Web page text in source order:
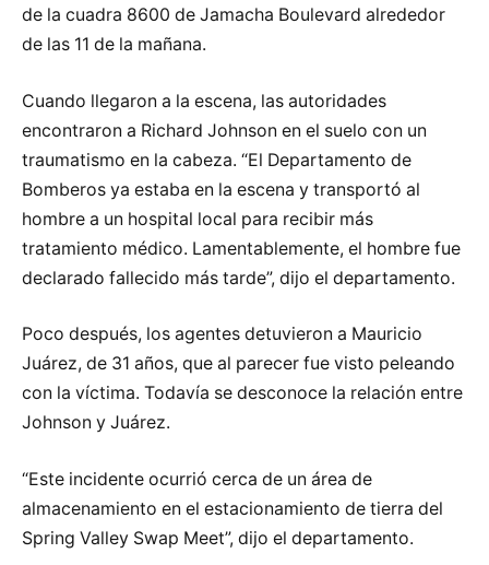
de la cuadra 8600 de Jamacha Boulevard alrededor
de las 11 de la mañana.
Cuando llegaron a la escena, las autoridades
encontraron a Richard Johnson en el suelo con un
traumatismo en la cabeza. “El Departamento de
Bomberos ya estaba en la escena y transportó al
hombre a un hospital local para recibir más
tratamiento médico. Lamentablemente, el hombre fue
declarado fallecido más tarde”, dijo el departamento.
Poco después, los agentes detuvieron a Mauricio
Juárez, de 31 años, que al parecer fue visto peleando
con la víctima. Todavía se desconoce la relación entre
Johnson y Juárez.
“Este incidente ocurrió cerca de un área de
almacenamiento en el estacionamiento de tierra del
Spring Valley Swap Meet”, dijo el departamento.